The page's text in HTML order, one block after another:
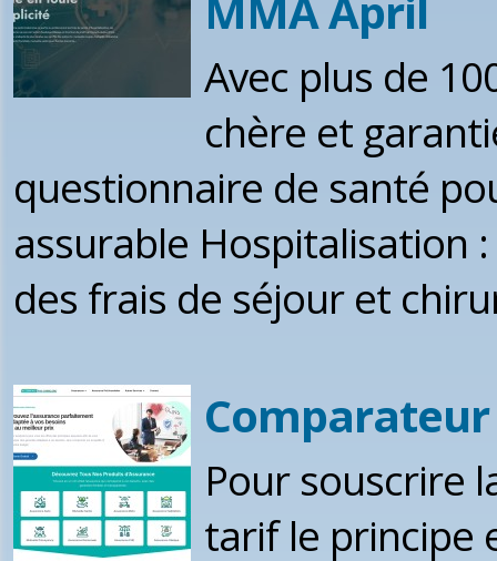
Avec plus de
chère et
questionnaire de santé
assurable Hospitalisation
des frais de séjour et
Pour souscrire
tarif le principe